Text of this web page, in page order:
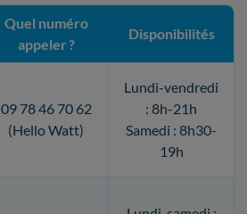
Quel numéro
appeler ?
Disponibilités
09 78 46 70 62
(Hello Watt)
Lundi-vendredi
: 8h-21h
Samedi : 8h30-
19h